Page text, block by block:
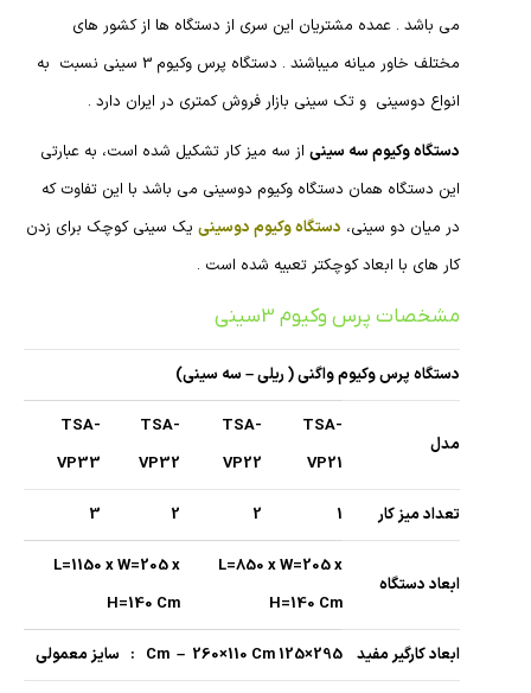
می باشد . عمده مشتریان این سری از دستگاه ها از کشور های
مختلف خاور میانه میباشند . دستگاه پرس وکیوم 3 سینی نسبت به
انواع دوسینی و تک سینی بازار فروش کمتری در ایران دارد .
دستگاه وکیوم سه سینی از سه میز کار تشکیل شده است، به عبارتی
این دستگاه همان دستگاه وکیوم دوسینی می باشد با این تفاوت که
در میان دو سینی، دستگاه وکیوم دوسینی یک سینی کوچک برای زدن
کار های با ابعاد کوچکتر تعبیه شده است .
مشخصات پرس وکیوم 3سینی
دستگاه پرس وکیوم واگنی ( ریلی – سه سینی)
مدل
TSA-
VP21
TSA-
VP22
TSA-
VP32
TSA-
VP33
تعداد میز کار 1
2
2
3
ابعاد دستگاه
L=850 x W=205 x
H=140 Cm
L=1150 x W=205 x
H=140 Cm
ابعاد کارگیر مفید 295×125 Cm – 260×110 Cm : سایز معمولی